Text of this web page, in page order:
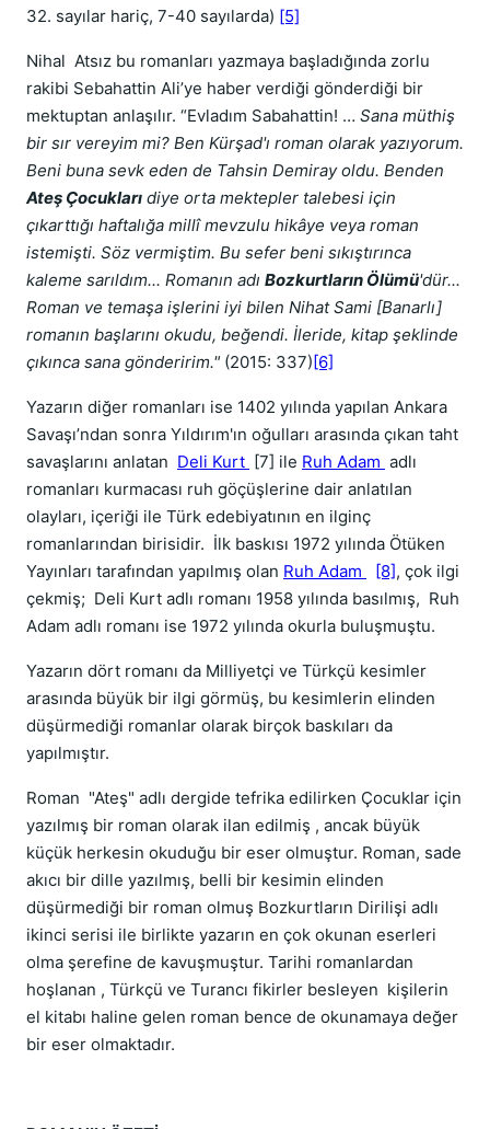
32. sayılar hariç, 7-40 sayılarda) [5]
Nihal Atsız bu romanları yazmaya başladığında zorlu
rakibi Sebahattin Ali’ye haber verdiği gönderdiği bir
mektuptan anlaşılır. “Evladım Sabahattin! … Sana müthiş
bir sır vereyim mi? Ben Kürşad'ı roman olarak yazıyorum.
Beni buna sevk eden de Tahsin Demiray oldu. Benden
Ateş Çocukları diye orta mektepler talebesi için
çıkarttığı haftalığa millî mevzulu hikâye veya roman
istemişti. Söz vermiştim. Bu sefer beni sıkıştırınca
kaleme sarıldım... Romanın adı Bozkurtların Ölümü'dür...
Roman ve temaşa işlerini iyi bilen Nihat Sami [Banarlı]
romanın başlarını okudu, beğendi. İleride, kitap şeklinde
çıkınca sana gönderirim." (2015: 337)[6]
Yazarın diğer romanları ise 1402 yılında yapılan Ankara
Savaşı’ndan sonra Yıldırım'ın oğulları arasında çıkan taht
savaşlarını anlatan Deli Kurt [7] ile Ruh Adam adlı
romanları kurmacası ruh göçüşlerine dair anlatılan
olayları, içeriği ile Türk edebiyatının en ilginç
romanlarından birisidir. İlk baskısı 1972 yılında Ötüken
Yayınları tarafından yapılmış olan Ruh Adam [8], çok ilgi
çekmiş; Deli Kurt adlı romanı 1958 yılında basılmış, Ruh
Adam adlı romanı ise 1972 yılında okurla buluşmuştu.
Yazarın dört romanı da Milliyetçi ve Türkçü kesimler
arasında büyük bir ilgi görmüş, bu kesimlerin elinden
düşürmediği romanlar olarak birçok baskıları da
yapılmıştır.
Roman "Ateş" adlı dergide tefrika edilirken Çocuklar için
yazılmış bir roman olarak ilan edilmiş , ancak büyük
küçük herkesin okuduğu bir eser olmuştur. Roman, sade
akıcı bir dille yazılmış, belli bir kesimin elinden
düşürmediği bir roman olmuş Bozkurtların Dirilişi adlı
ikinci serisi ile birlikte yazarın en çok okunan eserleri
olma şerefine de kavuşmuştur. Tarihi romanlardan
hoşlanan , Türkçü ve Turancı fikirler besleyen kişilerin
el kitabı haline gelen roman bence de okunamaya değer
bir eser olmaktadır.